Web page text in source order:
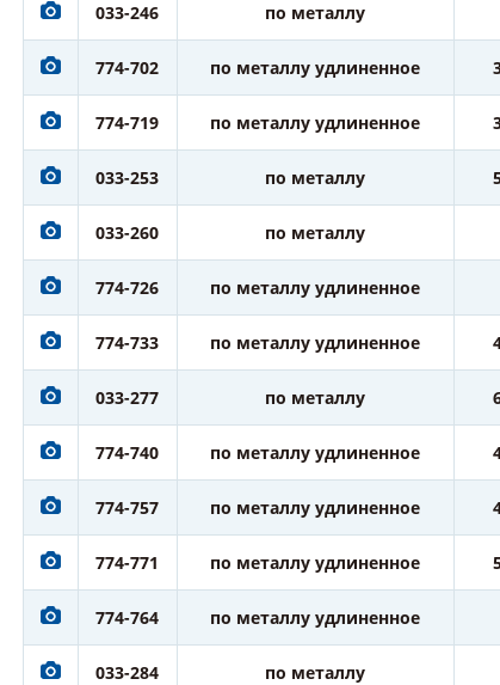
033-246 по металлу
774-702 по металлу удлиненное
774-719 по металлу удлиненное
033-253 по металлу
033-260 по металлу
774-726 по металлу удлиненное
774-733 по металлу удлиненное
033-277 по металлу
774-740 по металлу удлиненное
774-757 по металлу удлиненное
774-771 по металлу удлиненное
774-764 по металлу удлиненное
033-284 по металлу